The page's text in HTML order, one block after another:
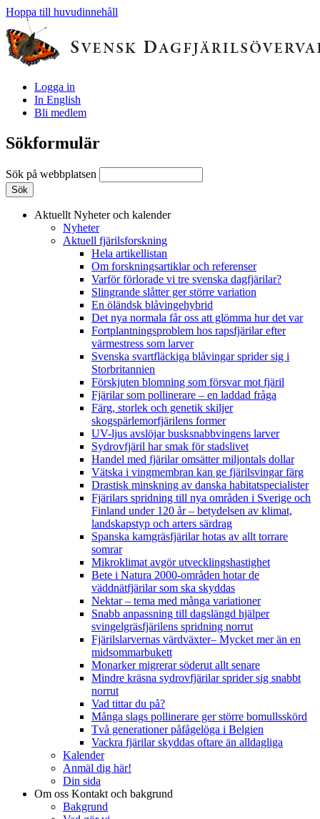
Hoppa till huvudinnehåll
Logga in
In English
Bli medlem
Sökformulär
Sök på webbplatsen
Aktuellt Nyheter och kalender
Nyheter
Aktuell fjärilsforskning
Hela artikellistan
Om forskningsartiklar och referenser
Varför förlorade vi tre svenska dagfjärilar?
Slingrande slåtter ger större variation
En öländsk blåvingehybrid
Det nya normala får oss att glömma hur det var
Fortplantningsproblem hos rapsfjärilar efter
värmestress som larver
Svenska svartfläckiga blåvingar sprider sig i
Storbritannien
Förskjuten blomning som försvar mot fjäril
Fjärilar som pollinerare – en laddad fråga
Färg, storlek och genetik skiljer
skogspärlemorfjärilens former
UV-ljus avslöjar busksnabbvingens larver
Sydrovfjäril har smak för stadslivet
Handel med fjärilar omsätter miljontals dollar
Vätska i vingmembran kan ge fjärilsvingar färg
Drastisk minskning av danska habitatspecialister
Fjärilars spridning till nya områden i Sverige och
Finland under 120 år– betydelsen av klimat,
landskapstyp och arters särdrag
Spanska kamgräsfjärilar hotas av allt torrare
somrar
Mikroklimat avgör utvecklingshastighet
Bete i Natura 2000-områden hotar de
väddnätfjärilar som ska skyddas
Nektar – tema med många variationer
Snabb anpassning till dagslängd hjälper
svingelgräsfjärilens spridning norrut
Fjärilslarvernas värdväxter– Mycket mer än en
midsommarbukett
Monarker migrerar söderut allt senare
Mindre kräsna sydrovfjärilar sprider sig snabbt
norrut
Vad tittar du på?
Många slags pollinerare ger större bomullsskörd
Två generationer påfågelöga i Belgien
Vackra fjärilar skyddas oftare än alldagliga
Kalender
Anmäl dig här!
Din sida
Om oss Kontakt och bakgrund
Bakgrund